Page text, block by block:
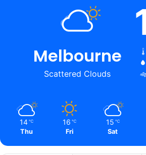
Melbourne
Scattered Clouds
14 ℃
Thu
16 ℃
Fri
15 ℃
Sat